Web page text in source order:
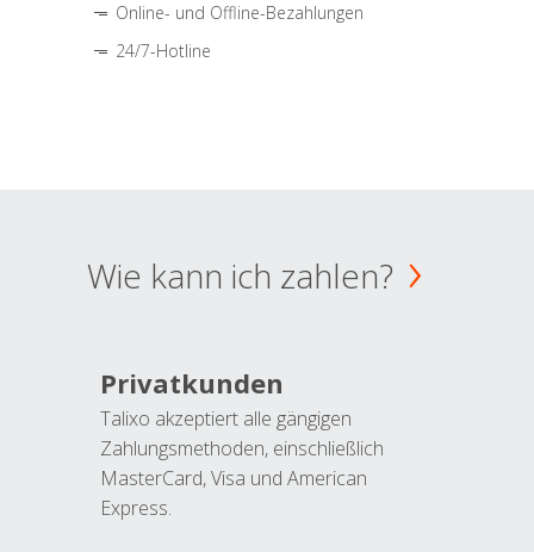
Online- und Offline-Bezahlungen
24/7-Hotline
Wie kann ich zahlen?
Privatkunden
Talixo akzeptiert alle gängigen
Zahlungsmethoden, einschließlich
MasterCard, Visa und American
Express.